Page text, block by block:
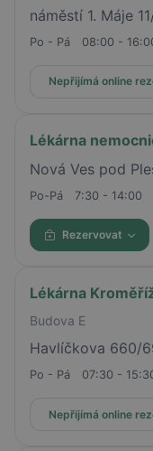
náměstí 1. Máje
Po - Pá 08:00 -
Nepřijímá online
Lékárna
Nová Ves pod
Po-Pá 7:30 - 14:00
Rezervovat
Lékárna
Budova E
Havlíčkova 660/
Po - Pá 07:30 -
Nepřijímá online